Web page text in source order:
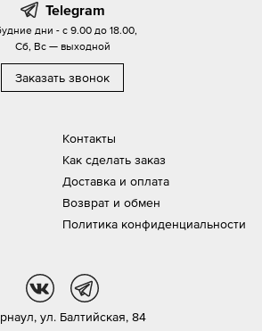
Контакты
Как сделать заказ
Доставка и оплата
Возврат и обмен
Политика конфиденциальности
Telegram
дни - с 9.00 до 18.00,
Сб, Вс — выходной
Заказать звонок
ул. Балтийская, 84